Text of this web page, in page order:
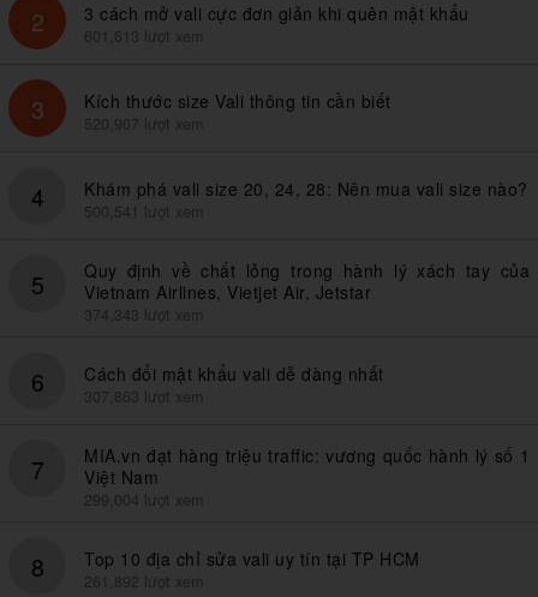
2 3 cách mở vali cực đơn giản khi quên mật khẩu
601,613 lượt xem
3 Kích thước size Vali thông tin cần biết
520,907 lượt xem
4 Khám phá vali size 20, 24, 28: Nên mua vali size nào?
500,541 lượt xem
5
Quy định về chất lỏng trong hành lý xách tay của
Vietnam Airlines, Vietjet Air, Jetstar
374,343 lượt xem
6 Cách đổi mật khẩu vali dễ dàng nhất
307,863 lượt xem
7
MIA.vn đạt hàng triệu traffic: vương quốc hành lý số 1
Việt Nam
299,004 lượt xem
8 Top 10 địa chỉ sửa vali uy tín tại TP HCM
261,892 lượt xem